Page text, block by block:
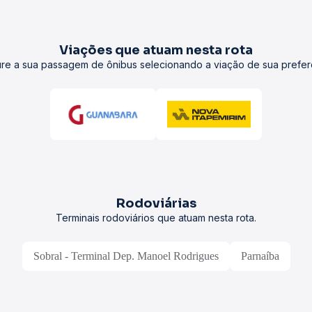
Viações que atuam nesta rota
a sua passagem de ônibus selecionando a viação de sua
Rodoviárias
Terminais rodoviários que atuam nesta rota.
Sobral - Terminal Dep. Manoel Rodrigues Parnaíba